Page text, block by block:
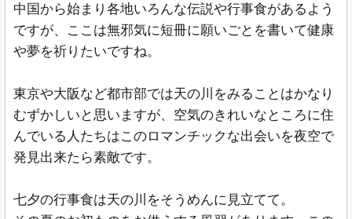
中国から始まり各地いろんな伝説や行事食があるよう
ですが、ここは無邪気に短冊に願いごとを書いて健康
や夢を祈りたいですね。
東京や大阪など都市部では天の川をみることはかなり
むずかしいと思いますが、空気のきれいなところに住
んでいる人たちはこのロマンチックな出会いを夜空で
発見出来たら素敵です。
七夕の行事食は天の川をそうめんに見立てて。